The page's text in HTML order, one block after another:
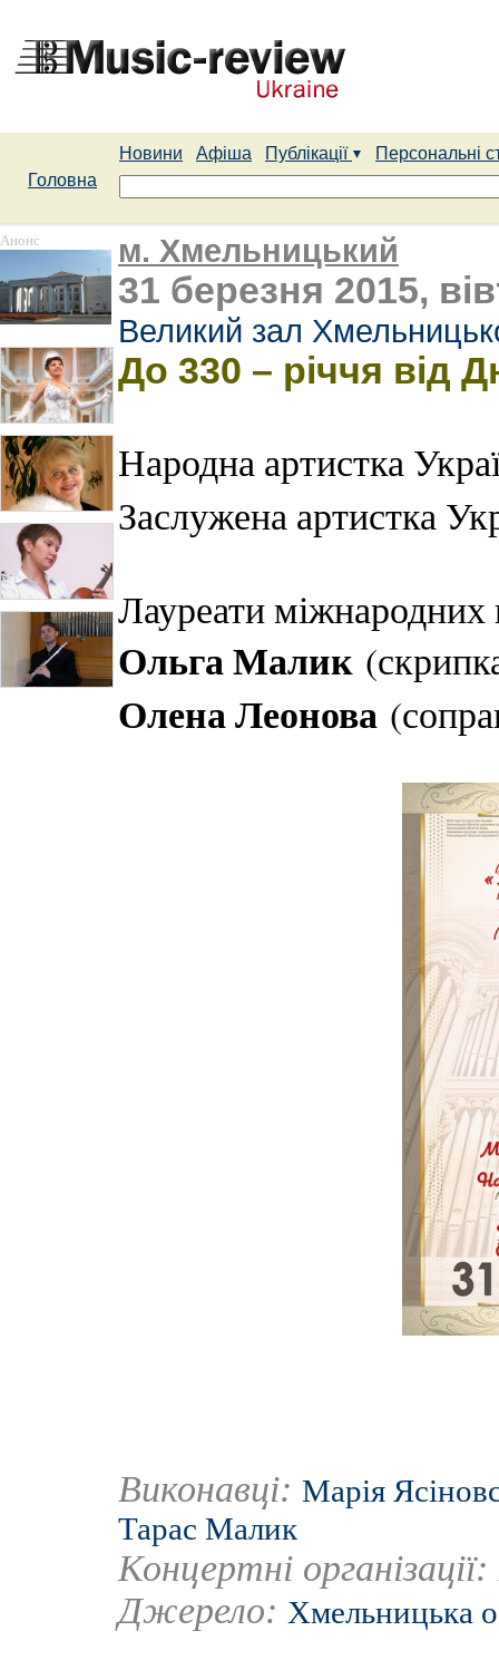
Новини Афіша Публікації
Персональні
Головна
Анонс м. Хмельницький
31 березня 2015,
Великий зал
До 330 – річчя від
Народна артистка
Заслужена артистка
Лауреати міжнародних
Ольга Малик
Олена Леонова
Виконавці: Марія
Тарас Малик
Концертні організації:
Джерело: Хмельницька